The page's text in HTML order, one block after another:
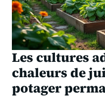
Les cultures
chaleurs de
potager